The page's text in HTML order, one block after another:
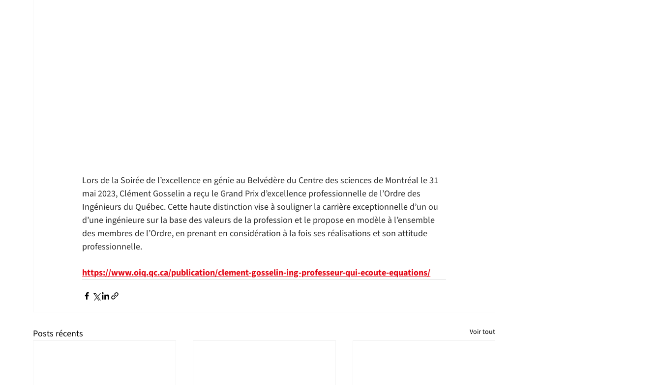
Lors de la Soirée de l’excellence en génie au Belvédère du Centre des sciences de Montréal le 31
mai 2023, Clément Gosselin a reçu le Grand Prix d’excellence professionnelle de l’Ordre des
Ingénieurs du Québec. Cette haute distinction vise à souligner la carrière exceptionnelle d’un ou
d’une ingénieure sur la base des valeurs de la profession et le propose en modèle à l’ensemble
des membres de l’Ordre, en prenant en considération à la fois ses réalisations et son attitude
professionnelle.
https://www.oiq.qc.ca/publication/clement-gosselin-ing-professeur-qui-ecoute-equations/
Posts récents Voir tout